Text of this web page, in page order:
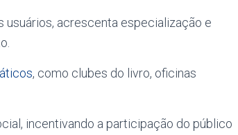
acrescenta especialização e
, como clubes do livro, oficinas
incentivando a participação do público